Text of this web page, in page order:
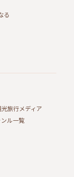
る
旅行メディア
ンル一覧